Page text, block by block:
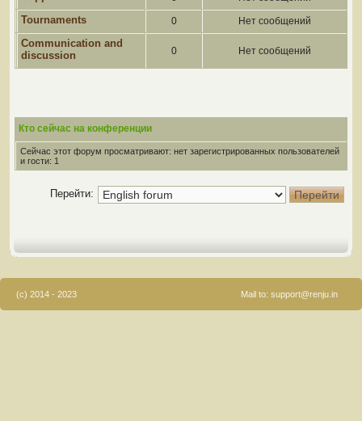
Tournaments 0 Нет сообщений
Communication and
discussion
0 Нет сообщений
Кто сейчас на конференции
Сейчас этот форум просматривают: нет зарегистрированных пользователей
и гости: 1
Перейти:
(c) 2014 - 2023 Mail to: support@renju.in